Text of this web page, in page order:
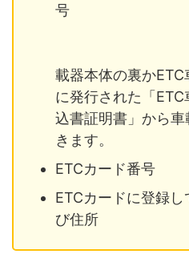
載器本体の裏か
に発行された「
込書証明書」から
きます。
ETCカード番号
ETCカードに登録
び住所